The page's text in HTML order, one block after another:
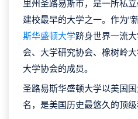
里州圣路易斯市，是一所私
建校最早的大学之一。作为“
斯华盛顿大学跻身世界一流
会、大学研究协会、橡树岭
大学协会的成员。
圣路易斯华盛顿大学以美国
名，是美国历史最悠久的顶级